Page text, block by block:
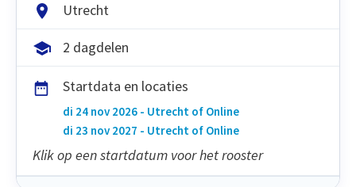
Utrecht
2 dagdelen
Startdata en locaties
di 24 nov 2026 - Utrecht of Online
di 23 nov 2027 - Utrecht of Online
Klik op een startdatum voor het rooster